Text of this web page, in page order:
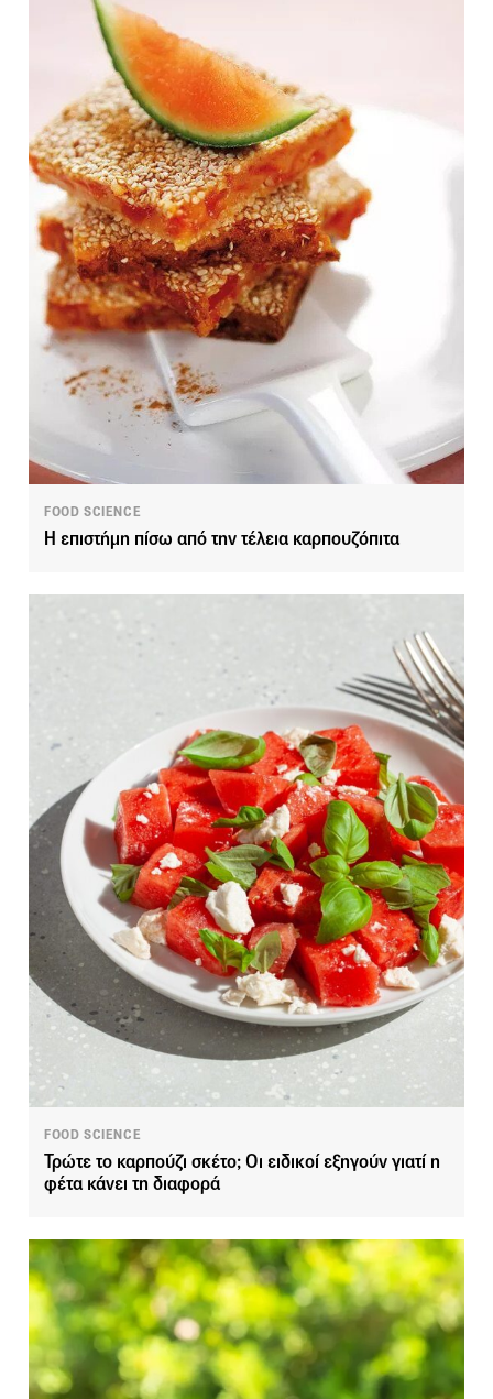
FOOD SCIENCE
Η επιστήμη πίσω από την τέλεια καρπουζόπιτα
FOOD SCIENCE
Τρώτε το καρπούζι σκέτο; Οι ειδικοί εξηγούν γιατί η
φέτα κάνει τη διαφορά